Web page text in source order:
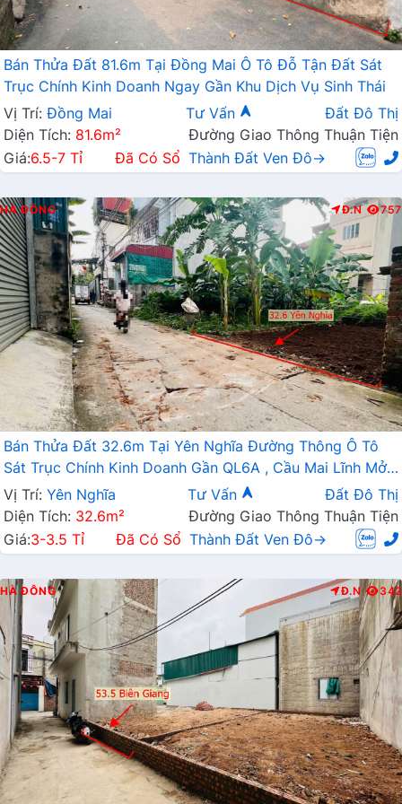
Bán Thửa Đất 81.6m Tại Đồng Mai Ô Tô Đỗ Tận Đất Sát
Trục Chính Kinh Doanh Ngay Gần Khu Dịch Vụ Sinh Thái
Vị Trí: Đồng Mai Tư Vấn
Đất Đô Thị
Diện Tích: 81.6m²
Đường Giao Thông Thuận Tiện
Giá:6.5-7 Tỉ Đã Có Sổ Thành Đất Ven Đô→
HÀ ĐÔNG Đ.N 757
Bán Thửa Đất 32.6m Tại Yên Nghĩa Đường Thông Ô Tô
Sát Trục Chính Kinh Doanh Gần QL6A , Cầu Mai Lĩnh Mở
Rộng
Vị Trí: Yên Nghĩa Tư Vấn
Đất Đô Thị
Diện Tích: 32.6m²
Đường Giao Thông Thuận Tiện
Giá:3-3.5 Tỉ Đã Có Sổ Thành Đất Ven Đô→
HÀ ĐÔNG Đ.N 342